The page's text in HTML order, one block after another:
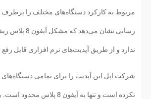
مربوط به کارکرد دستگاه‌های مختلف را برطرف
رسانی نشان
ندارد و از طریق آپدیت‌های نرم افزاری قابل
شرکت اپل این آپدیت را برای تمامی دستگاه‌های
نکرده است و تنها به آیفون 8 پلاس